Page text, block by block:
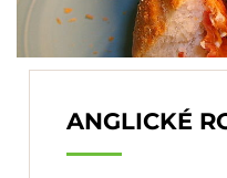
ANGLICKÉ